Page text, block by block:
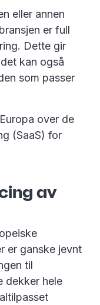
eller annen
er full
Dette gir
kan også
som passer
over de
(SaaS) for
av
er ganske jevnt
til
dekker hele